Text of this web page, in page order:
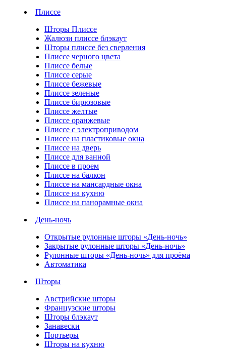
Плиссе
Шторы Плиссе
Жалюзи плиссе блэкаут
Шторы плиссе без сверления
Плиссе черного цвета
Плиссе белые
Плиссе серые
Плиссе бежевые
Плиссе зеленые
Плиссе бирюзовые
Плиссе желтые
Плиссе оранжевые
Плиссе с электроприводом
Плиссе на пластиковые окна
Плиссе на дверь
Плиссе для ванной
Плиссе в проем
Плиссе на балкон
Плиссе на мансардные окна
Плиссе на кухню
Плиссе на панорамные окна
День-ночь
Открытые рулонные шторы «День-ночь»
Закрытые рулонные шторы «День-ночь»
Рулонные шторы «День-ночь» для проёма
Автоматика
Шторы
Австрийские шторы
Французские шторы
Шторы блэкаут
Занавески
Портьеры
Шторы на кухню